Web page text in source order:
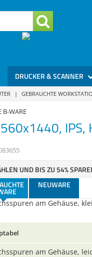
DRUCKER & SCANNER
| GEBRAUCHTE
B-WARE
IPS,
UND BIS ZU 54%
NEUWARE
am Gehäuse,
des Gerätes
am Gehäuse,
am Gehäuse,